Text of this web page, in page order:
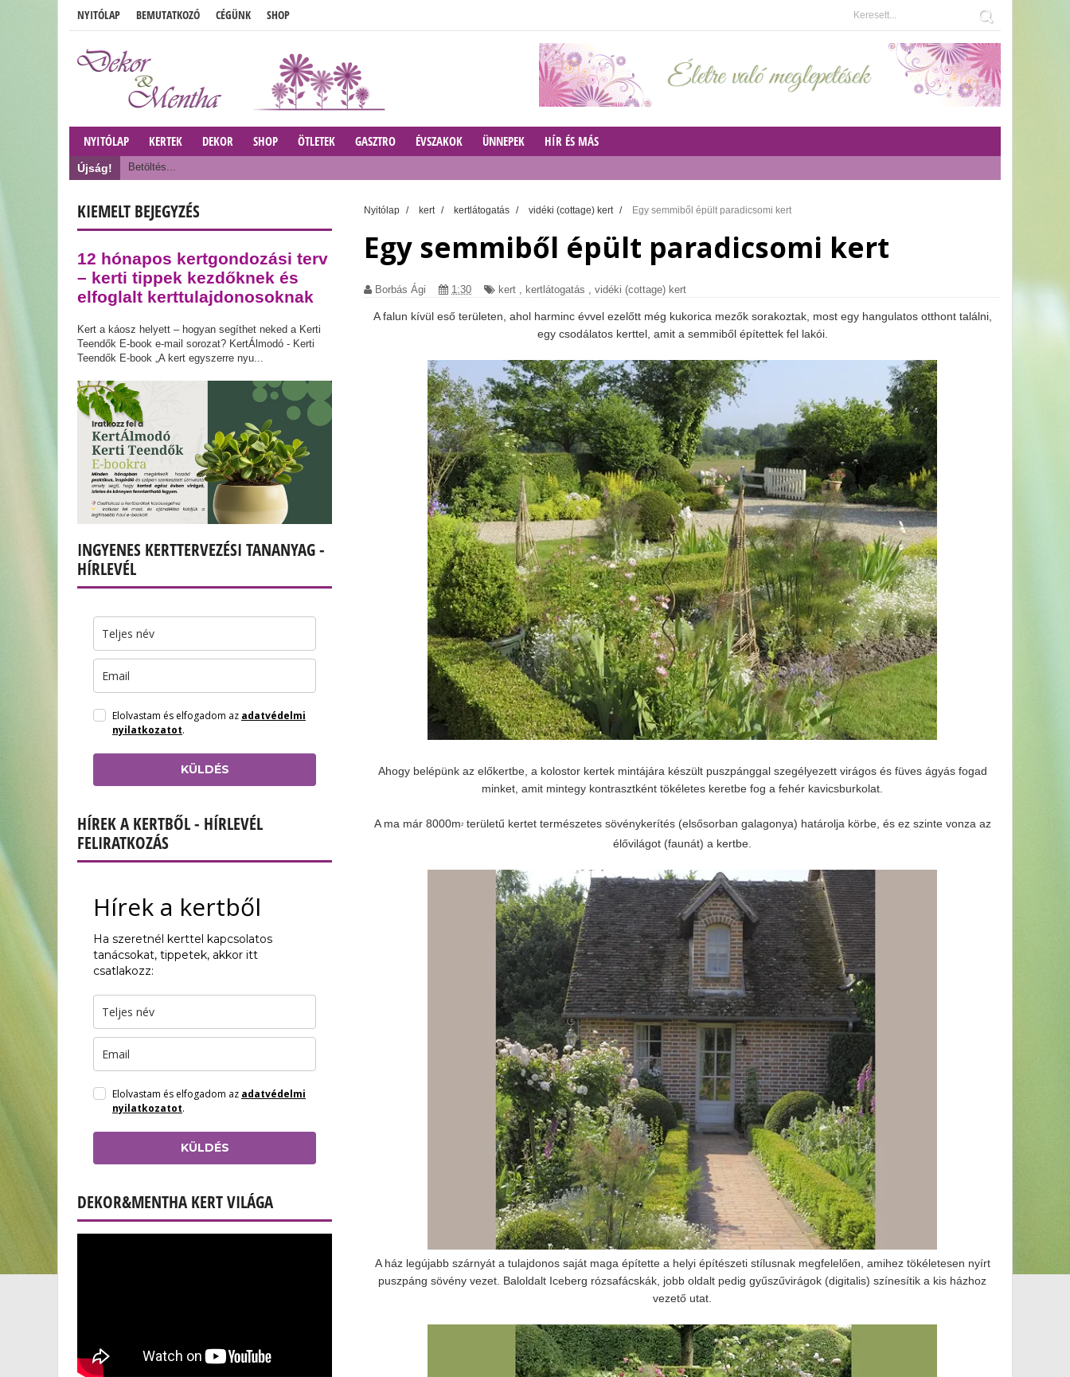
NYITÓLAP BEMUTATKOZÓ CÉGÜNK SHOP
NYITÓLAP KERTEK DEKOR SHOP ÖTLETEK GASZTRO ÉVSZAKOK ÜNNEPEK HÍR ÉS MÁS
Újság! Betöltés...
Nyitólap / kert / kertlátogatás / vidéki (cottage) kert / Egy semmiből épült paradicsomi kert
Egy semmiből épült paradicsomi kert
Borbás Ági 1:30 kert , kertlátogatás , vidéki (cottage) kert
A falun kívül eső területen, ahol harminc évvel ezelőtt még kukorica mezők sorakoztak, most egy hangulatos otthont találni,
egy csodálatos kerttel, amit a semmiből építettek fel lakói.
Ahogy belépünk az előkertbe, a kolostor kertek mintájára készült puszpánggal szegélyezett virágos és füves ágyás fogad
minket, amit mintegy kontrasztként tökéletes keretbe fog a fehér kavicsburkolat.
A ma már 8000m2területű kertet természetes sövénykerítés (elsősorban galagonya) határolja körbe, és ez szinte vonza az
élővilágot (faunát) a kertbe.
A ház legújabb szárnyát a tulajdonos saját maga építette a helyi építészeti stílusnak megfelelően, amihez tökéletesen nyírt
puszpáng sövény vezet. Baloldalt Iceberg rózsafácskák, jobb oldalt pedig gyűszűvirágok (digitalis) színesítik a kis házhoz
vezető utat.
KIEMELT BEJEGYZÉS
12 hónapos kertgondozási terv
– kerti tippek kezdőknek és
elfoglalt kerttulajdonosoknak
Kert a káosz helyett – hogyan segíthet neked a Kerti
Teendők E-book e-mail sorozat? KertÁlmodó - Kerti
Teendők E-book „A kert egyszerre nyu...
INGYENES KERTTERVEZÉSI TANANYAG -
HÍRLEVÉL
Elolvastam és elfogadom az adatvédelmi
nyilatkozatot.
KÜLDÉS
HÍREK A KERTBŐL - HÍRLEVÉL
FELIRATKOZÁS
Hírek a kertből
Ha szeretnél kerttel kapcsolatos
tanácsokat, tippetek, akkor itt
csatlakozz:
Elolvastam és elfogadom az adatvédelmi
nyilatkozatot.
KÜLDÉS
DEKOR&MENTHA KERT VILÁGA